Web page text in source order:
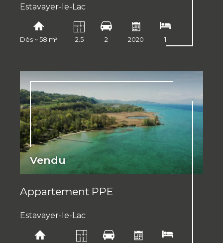
Estavayer-le-Lac
Dès ~ 58 m² 2.5 2 2020 1
Vendu
Appartement PPE
Estavayer-le-Lac